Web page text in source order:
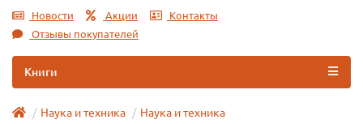
Новости Акции
Контакты
Отзывы покупателей
Книги
Наука и техника
Наука и техникa